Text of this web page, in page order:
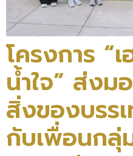
โครงการ “
น้ำใจ” ส่ง
สิ่งของบรร
กับเพื่อนกลุ่